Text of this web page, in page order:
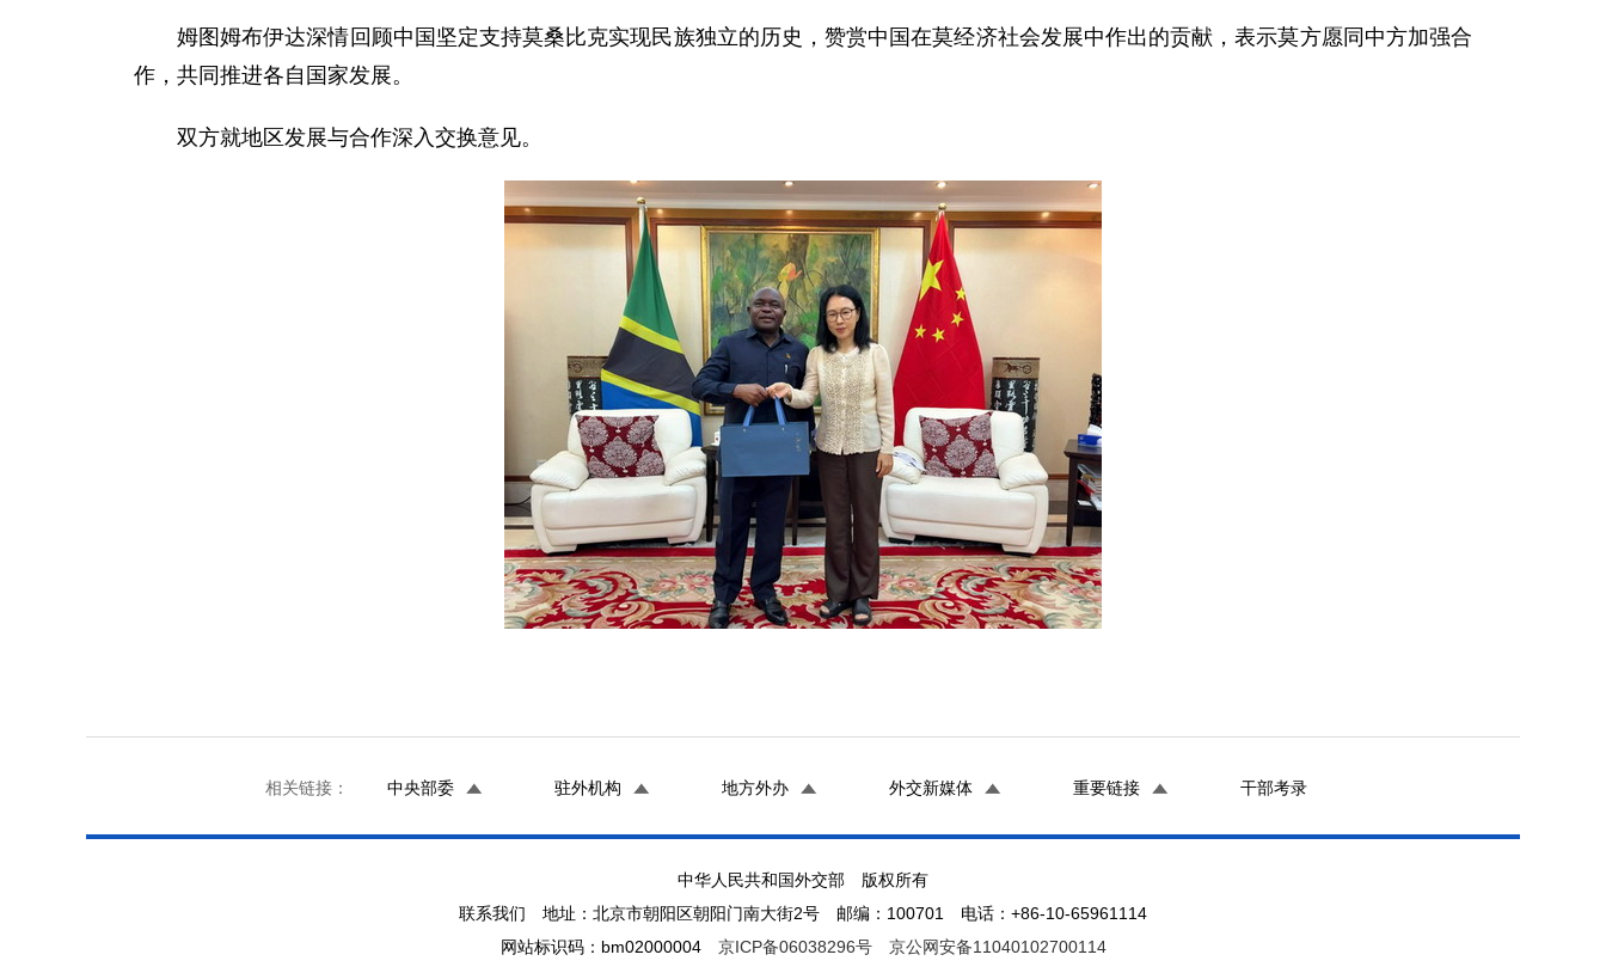
姆图姆布伊达深情回顾中国坚定支持莫桑比克实现民族独立的历史，赞赏中国在莫经济社会发展中作出的贡献，表示莫方愿同中方加强合
作，共同推进各自国家发展。
双方就地区发展与合作深入交换意见。
相关链接： 中央部委 驻外机构 地方外办 外交新媒体 重要链接 干部考录
中华人民共和国外交部 版权所有
联系我们 地址：北京市朝阳区朝阳门南大街2号 邮编：100701 电话：+86-10-65961114
网站标识码：bm02000004 京ICP备06038296号 京公网安备11040102700114